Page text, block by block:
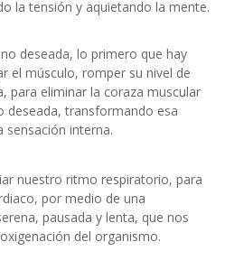
la tensión y aquietando la mente.
deseada, lo primero que hay
el músculo, romper su nivel de
para eliminar la coraza muscular
deseada, transformando esa
sensación interna.
nuestro ritmo respiratorio, para
por medio de una
pausada y lenta, que nos
del organismo.